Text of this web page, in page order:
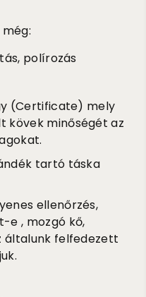
polírozás
(Certificate) mely
kövek minőségét az
tartó táska
ellenőrzés,
, mozgó kő,
általunk felfedezett